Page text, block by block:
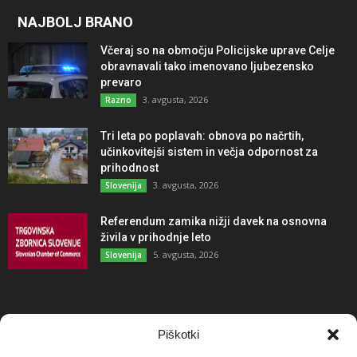
Piškotki
NAJBOLJ BRANO
Včeraj so na območju Policijske uprave Celje
obravnavali tako imenovano ljubezensko
prevaro
Razno 3. avgusta, 2026
Tri leta po poplavah: obnova po načrtih,
učinkovitejši sistem in večja odpornost za
prihodnost
Slovenija 3. avgusta, 2026
Referendum zamika nižji davek na osnovna
živila v prihodnje leto
Slovenija 5. avgusta, 2026
NAJBOLJ KOMENTIRANO